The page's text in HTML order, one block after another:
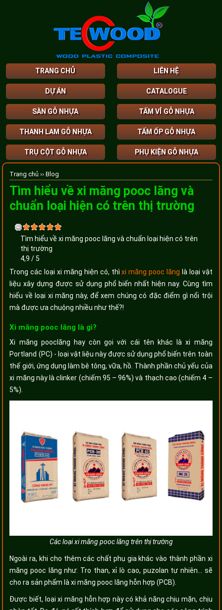
TRANG CHỦ LIÊN HỆ
DỰ ÁN CATALOGUE
SÀN GỖ NHỰA TẤM VỈ GỖ NHỰA
THANH LAM GỖ NHỰA TẤM ỐP GỖ NHỰA
TRỤ CỘT GỖ NHỰA PHỤ KIỆN GỖ NHỰA
Trang chủ ›› Blog
Tìm hiểu về xi măng pooc lăng và
chuẩn loại hiện có trên thị trường
Tìm hiểu về xi măng pooc lăng và chuẩn loại hiện có trên
thị trường
4,9 / 5
Trong các loại xi măng hiện có, thìxi măng pooc lăng là loại vật
liệu xây dựng được sử dụng phổ biến nhất hiện nay. Cùng tìm
hiểu về loại xi măng này, để xem chúng có đặc điểm gì nổi trội
mà được ưa chuộng nhiều như thế?!
Xi măng pooc lăng là gì?
Xi măng pooclăng hay còn gọi với cái tên khác là xi măng
Portland (PC) - loại vật liệu này được sử dụng phổ biến trên toàn
thế giới, ứng dụng làm bê tông, vữa, hồ. Thành phần chủ yếu của
xi măng này là clinker (chiếm 95 – 96%) và thạch cao (chiếm 4 –
5%).
Các loại xi măng pooc lăng trên thị trường
Ngoài ra, khi cho thêm các chất phụ gia khác vào thành phần xi
măng pooc lăng như: Tro than, xỉ lò cao, puzolan tự nhiên… sẽ
cho ra sản phẩm là xi măng pooc lăng hỗn hợp (PCB).
Được biết, loại xi măng hỗn hợp này có khả năng chịu mặn, chịu